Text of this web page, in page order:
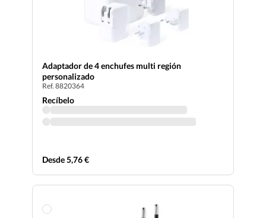
Adaptador de 4 enchufes multi región
personalizado
Ref. 8820364
Recíbelo
Desde 5,76 €